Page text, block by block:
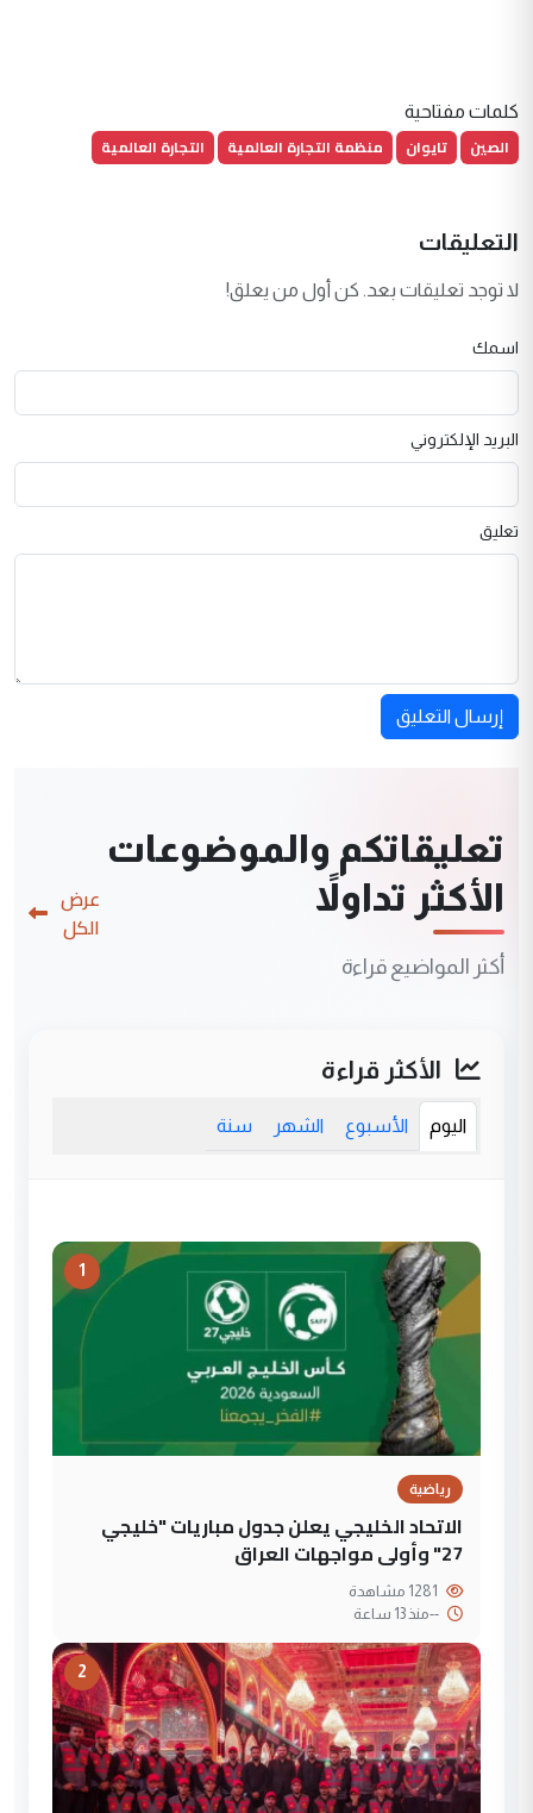
كلمات مفتاحية
الصين تايوان منظمة التجارة العالمية التجارة العالمية
التعليقات
لا توجد تعليقات بعد. كن أول من يعلق!
اسمك
البريد الإلكتروني
تعليق
إرسال التعليق
تعليقاتكم والموضوعات
الأكثر تداولاً
أكثر المواضيع قراءة
عرض
الكل
الأكثر قراءة
اليوم الأسبوع الشهر سنة
1
رياضية
الاتحاد الخليجي يعلن جدول مباريات "خليجي
27" وأولى مواجهات العراق
--منذ 13 ساعة
2